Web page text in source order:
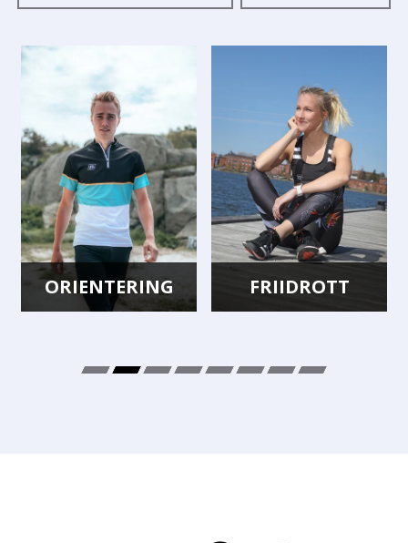
ORIENTERING FRIIDROTT